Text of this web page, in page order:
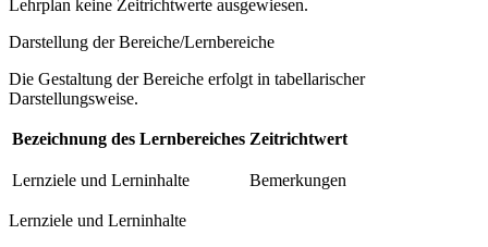
Lehrplan keine Zeitrichtwerte ausgewiesen.
Darstellung der Bereiche/Lernbereiche
Die Gestaltung der Bereiche erfolgt in tabellarischer
Darstellungsweise.
Bezeichnung des Lernbereiches Zeitrichtwert
Lernziele und Lerninhalte Bemerkungen
Lernziele und Lerninhalte